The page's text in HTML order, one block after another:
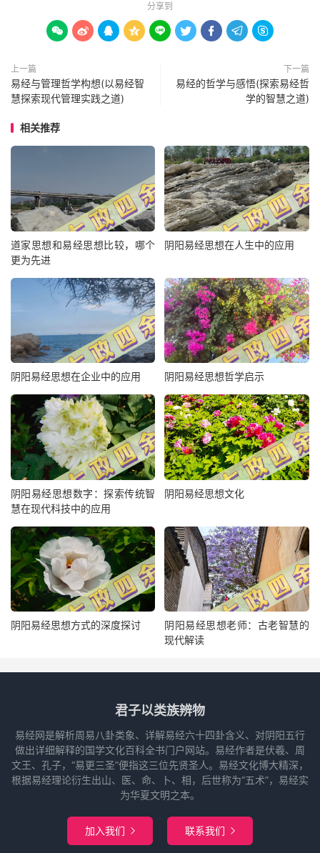
分享到
        
上一篇
易经与管理哲学构想(以易经智
慧探索现代管理实践之道)
下一篇
易经的哲学与感悟(探索易经哲
学的智慧之道)
相关推荐
道家思想和易经思想比较，哪个
更为先进
阴阳易经思想在人生中的应用
阴阳易经思想在企业中的应用 阴阳易经思想哲学启示
阴阳易经思想数字：探索传统智
慧在现代科技中的应用
阴阳易经思想文化
阴阳易经思想方式的深度探讨
阴阳易经思想老师：古老智慧的
现代解读
君子以类族辨物
易经网是解析周易八卦类象、详解易经六十四卦含义、对阴阳五行
做出详细解释的国学文化百科全书门户网站。易经作者是伏羲、周
文王、孔子，“易更三圣”便指这三位先贤圣人。易经文化博大精深，
根据易经理论衍生出山、医、命、卜、相，后世称为“五术”，易经实
为华夏文明之本。
加入我们  联系我们 